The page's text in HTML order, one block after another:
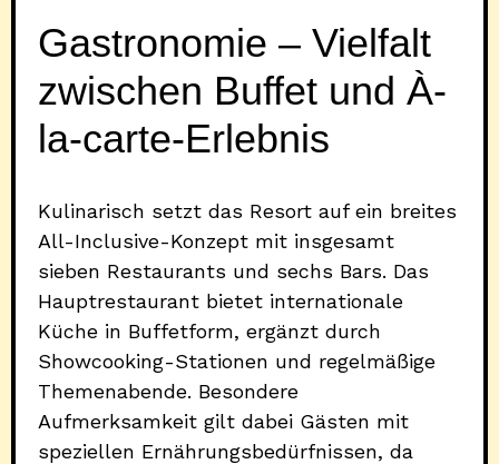
Gastronomie – Vielfalt
zwischen Buffet und À-
la-carte-Erlebnis
Kulinarisch setzt das Resort auf ein breites
All-Inclusive-Konzept mit insgesamt
sieben Restaurants und sechs Bars. Das
Hauptrestaurant bietet internationale
Küche in Buffetform, ergänzt durch
Showcooking-Stationen und regelmäßige
Themenabende. Besondere
Aufmerksamkeit gilt dabei Gästen mit
speziellen Ernährungsbedürfnissen, da